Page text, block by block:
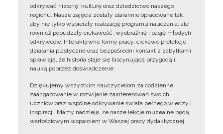
odkrywać historię, kulturę oraz dziedzictwo naszego
regionu. Nasze zajęcia zostały starannie opracowane tak,
aby nie tylko wspierały realizację programu nauczania, ale
również pobudzały ciekawość, wyobraźnię i pasję młodych
odkrywców. Interaktywne formy pracy, ciekawe prelekcje,
działania plastyczne oraz bezpośredni kontakt z zabytkami
sprawiają, że historia staje się fascynującą przygodą i
nauką poprzez doświadczenie.
Dziękujemy wszystkim nauczycielom za codzienne
zaangażowanie w rozwijanie zainteresowań swoich
uczniów oraz wspólne odkrywanie świata pełnego wiedzy i
inspiracji. Mamy nadzieję, że nasze lekcje muzealne będą
wartościowym wsparciem w Waszej pracy dydaktycznej.